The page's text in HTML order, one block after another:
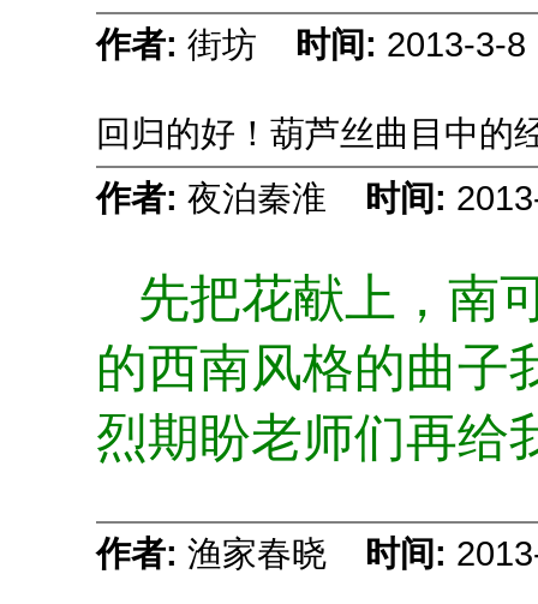
作者: 街坊 时间: 2013-3-8
回归的好！葫芦丝曲目中的
作者: 夜泊秦淮 时间:
先把花献上，南
的西南风格的曲子
烈期盼老师们再给
作者: 渔家春晓 时间: